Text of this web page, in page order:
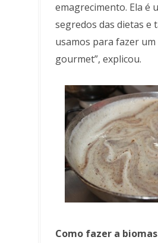
emagrecimento. Ela é
segredos das dietas e
usamos para fazer
gourmet”, explicou.
Como fazer a